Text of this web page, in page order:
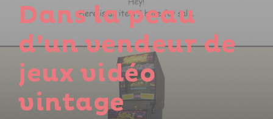
Dans la peau
d’un vendeur de
jeux vidéo
vintage